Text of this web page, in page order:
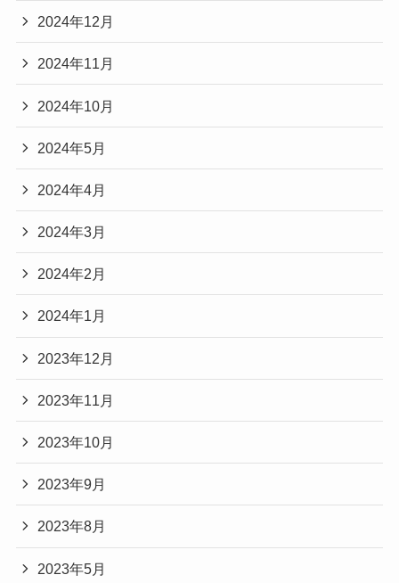
2024年12月
2024年11月
2024年10月
2024年5月
2024年4月
2024年3月
2024年2月
2024年1月
2023年12月
2023年11月
2023年10月
2023年9月
2023年8月
2023年5月